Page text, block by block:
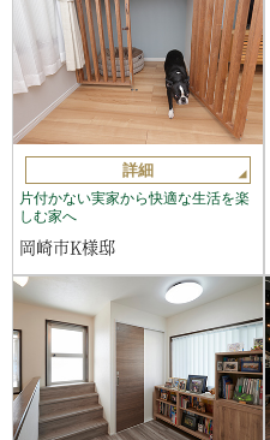
詳細
片付かない実家から快適な生活を楽
しむ家へ
岡崎市K様邸